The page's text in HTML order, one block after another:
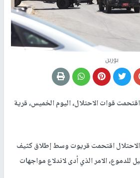
بورين
اقتحمت قوات الاحتلال، اليوم الخميس، قرية
اقتحمت قريوت وسط إطلاق كثيف
للدموع، الامر الذي أدى لاندلاع مواجهات